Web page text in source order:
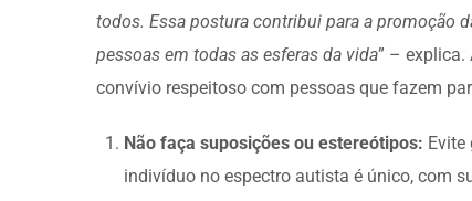
todos. Essa postura contribui para a promoção
pessoas em todas as esferas da vida” – explica.
convívio respeitoso com pessoas que fazem
Não faça suposições ou estereótipos: Evite
indivíduo no espectro autista é único, com